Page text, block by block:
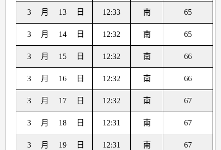
3 月 13 日 12:33 南 65
3 月 14 日 12:32 南 65
3 月 15 日 12:32 南 66
3 月 16 日 12:32 南 66
3 月 17 日 12:32 南 67
3 月 18 日 12:31 南 67
3 月 19 日 12:31 南 67